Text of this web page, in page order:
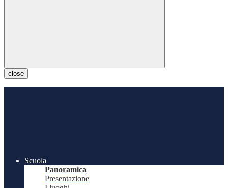
close
Scuola
Panoramica
Presentazione